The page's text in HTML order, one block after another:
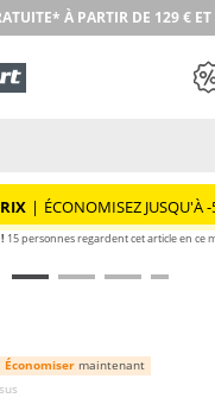
À PARTIR DE 129 € ET
RETOUR SOUS 30 JOURS
| ÉCONOMISEZ JUSQU'À
15 personnes regardent cet article en ce
Économiser maintenant